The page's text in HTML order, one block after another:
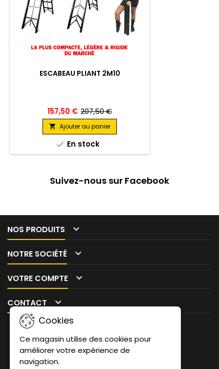
ESCABEAU PLIANT 2M10
157,50 € 207,50 €
 Ajouter au panier
 En stock
Suivez-nous sur Facebook
NOS PRODUITS 
NOTRE SOCIÉTÉ 
VOTRE COMPTE 
CONTACT 
Cookies
Ce magasin utilise des cookies pour
améliorer votre expérience de
navigation.